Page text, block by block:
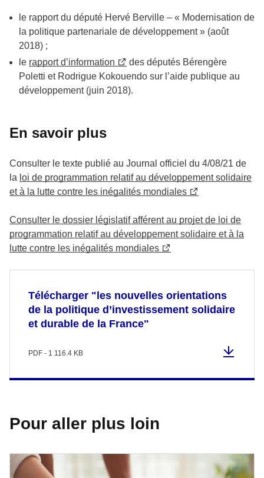
le rapport du député Hervé Berville – « Modernisation de
la politique partenariale de développement » (août
2018) ;
le rapport d’information
des députés Bérengère
Poletti et Rodrigue Kokouendo sur l’aide publique au
développement (juin 2018).
En savoir plus
Consulter le texte publié au Journal officiel du 4/08/21 de
la loi de programmation relatif au développement solidaire
et à la lutte contre les inégalités mondiales
Consulter le dossier législatif afférent au projet de loi de
programmation relatif au développement solidaire et à la
lutte contre les inégalités mondiales
Télécharger "les nouvelles orientations
de la politique d’investissement solidaire
et durable de la France"
PDF - 1 116.4 KB
Pour aller plus loin